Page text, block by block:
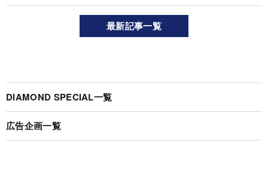
最新記事一覧
DIAMOND SPECIAL一覧
広告企画一覧